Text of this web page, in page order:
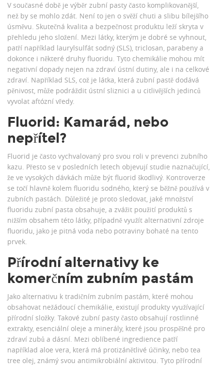
V současné době je výběr zubní pasty často komplikovanější,
než by se mohlo zdát. Není to jen o svěží chuti a slibu bílejšího
úsměvu. Skutečná kvalita a bezpečnost produktu leží skryta v
přehledu jeho složení. Mezi látky, kterým je dobré se vyhnout,
patří například laurylsulfát sodný (SLS), triclosan, parabeny a
dokonce i některé druhy fluoridu. Tyto chemikálie mohou mít
negativní dopady nejen na zdraví ústní dutiny, ale i na celkové
zdraví. Například SLS, což je látka, která zubní pastě dodává
pěnivost, může podráždit ústní sliznici a u citlivějších jedinců
vyvolat aftózní vředy.
Fluorid: Kamarád, nebo
nepřítel?
Fluorid je často vychvalovaný pro svou roli v prevenci zubního
kazu. Přesto se v posledních letech objevují studie naznačující,
že ve vysokých dávkách může být fluorid škodlivý. Kontroverze
se točí hlavně kolem fluoridu sodného, který se běžně používá v
zubních pastách. Důležité je proto sledovat, jaké množství
fluoridu zubní pasta obsahuje, a zvážit použití produktů s
nižším obsahem této látky, případně využít alternativní zdroje
fluoridu, jako je pitná voda nebo potraviny bohaté na tento
prvek.
Přírodní alternativy ke
komerčním zubním pastám
Jako alternativu k tradičním zubním pastám, které mohou
obsahovat nežádoucí chemikálie, existují produkty využívající
přírodní složky. Takové zubní pasty často obsahují rostlinné
extrakty, esenciální oleje a minerály, které jsou prospěšné pro
zdraví zubů a dásní. Mezi oblíbené ingredience patří
například aloe vera, která má protizánětlivé účinky, nebo tea
tree olej, známý svou antimikrobiální aktivitou. Tyto přírodní